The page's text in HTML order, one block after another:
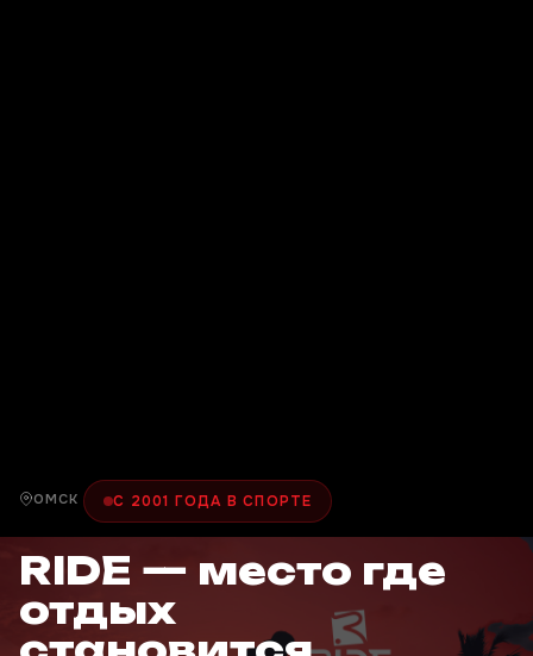
ОМСК С 2001 ГОДА В СПОРТЕ
RIDE — место где
отдых